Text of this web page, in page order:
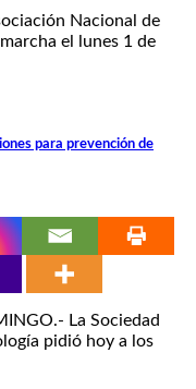
Nacional de
el lunes 1 de
para prevención de
La Sociedad
pidió hoy a los